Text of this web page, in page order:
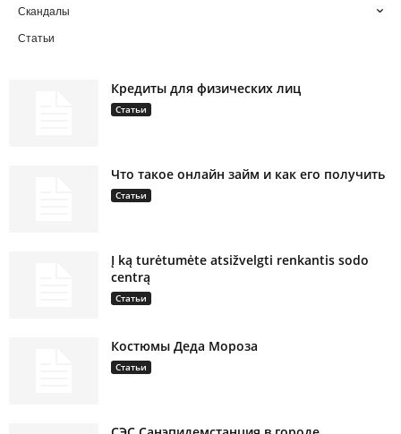
Скандалы
Статьи
Кредиты для физических лиц
Статьи
Что такое онлайн займ и как его получить
Статьи
Į ką turėtumėte atsižvelgti renkantis sodo
centrą
Статьи
Костюмы Деда Мороза
Статьи